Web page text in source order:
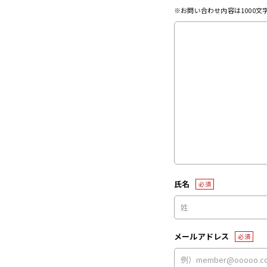
※お問い合わせ内容は1000文
氏名 必須
メールアドレス 必須